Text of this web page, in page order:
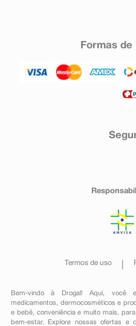
Formas de
Termos de uso
Bem-vindo à Drogal! Aqui, você
medicamentos , dermocosméticos e
e bebê, conveniênciae muito mais,
bem-estar. Explore nossas ofertas e